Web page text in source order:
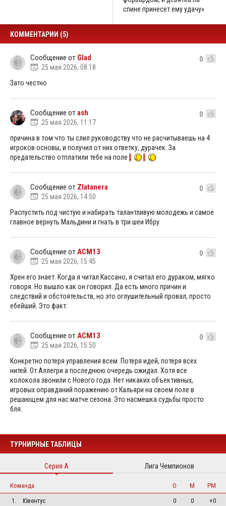
спине принесет ему удачу»
КОММЕНТАРИИ (5)
Сообщение от Glad
25 мая 2026, 08:18
0
Зато честно
Сообщение отash
25 мая 2026, 11:17
0
причина в том что ты слил руководству что не расчитываешь на 4
игроков основы, и получил от них ответку, дурачек. За
предательство отплатили тебе на поле
Сообщение от Zlatanera
25 мая 2026, 14:50
0
Распустить под чистую и набирать талантливую молодежь и самое
главное вернуть Мальдини и гнать в три шеи Ибру
Сообщение отACM13
25 мая 2026, 15:45
0
Хрен его знает. Когда я читал Кассано, я считал его дураком, мягко
говоря. Но вышло как он говорил. Да есть много причин и
следствий и обстоятельств, но это оглушительный провал, просто
ебейший. Это факт.
Сообщение отACM13
25 мая 2026, 15:50
0
Конкретно потеря управления всем. Потеря идей, потеря всех
нитей. От Аллегри а последнюю очередь ожидал. Хотя все
колокола звонили с Нового года. Нет никаких объективных,
игровых оправданий поражению от Кальяри на своем поле в
решающем для нас матче сезона. Это насмешка судьбы просто
бля.
ТУРНИРНЫЕ ТАБЛИЦЫ
Серия А Лига Чемпионов
Команда О М
РМ
1.
Ювентус 0 0
+0